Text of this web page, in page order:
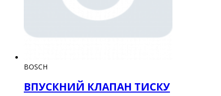
BOSCH
ВПУСКНИЙ КЛАПАН ТИСКУ